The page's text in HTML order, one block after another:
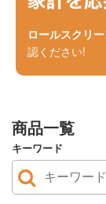
ロールスクリ
認ください!
商品一覧
キーワード